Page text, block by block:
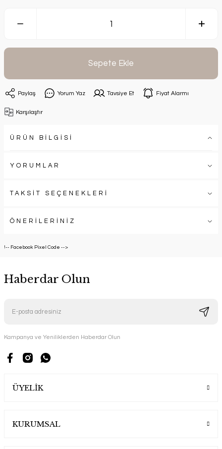
Sepete Ekle
Paylaş Yorum Yaz Tavsiye Et Fiyat Alarmı
Karşılaştır
ÜRÜN BİLGİSİ
YORUMLAR
TAKSİT SEÇENEKLERİ
ÖNERİLERİNİZ
!-- Facebook Pixel Code -->
Haberdar Olun
Kampanya ve Yeniliklerden Haberdar Olun
ÜYELİK
KURUMSAL